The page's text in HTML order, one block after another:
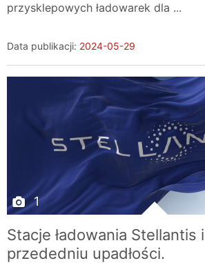
przysklepowych ładowarek dla ...
Data publikacji: 2024-05-29
1
Stacje ładowania Stellantis
przededniu upadłości.